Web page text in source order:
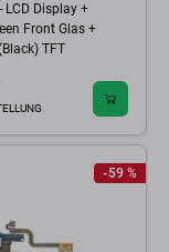
LCD Display +
Front Glas +
TFT
-59 %